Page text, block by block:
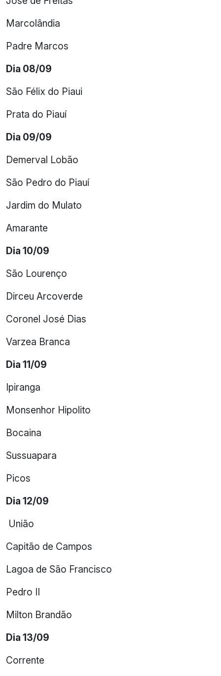
Marcolândia
Padre Marcos
Dia 08/09
São Félix do Piaui
Prata do Piauí
Dia 09/09
Demerval Lobão
São Pedro do Piauí
Jardim do Mulato
Amarante
Dia 10/09
São Lourenço
Dirceu Arcoverde
Coronel José Dias
Varzea Branca
Dia 11/09
Ipiranga
Monsenhor Hipolito
Bocaina
Sussuapara
Picos
Dia 12/09
União
Capitão de Campos
Lagoa de São Francisco
Pedro II
Milton Brandão
Dia 13/09
Corrente